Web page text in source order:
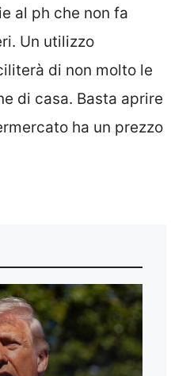
al ph che non fa
Un utilizzo
di non molto le
di casa. Basta aprire
ha un prezzo